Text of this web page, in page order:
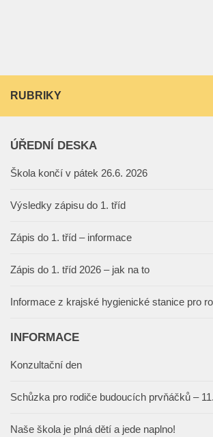
RUBRIKY
ÚŘEDNÍ DESKA
Škola končí v pátek 26.6. 2026
Výsledky zápisu do 1. tříd
Zápis do 1. tříd – informace
Zápis do 1. tříd 2026 – jak na to
Informace z krajské hygienické stanice pro
INFORMACE
Konzultační den
Schůzka pro rodiče budoucích prvňáčků –
Naše škola je plná dětí a jede naplno!